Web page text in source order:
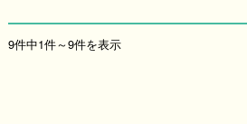
9件中1件～9件を表示